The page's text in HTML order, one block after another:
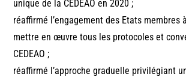
unique de la CEDEAO en 2020 ;
réaffirmé l’engagement des Etats membres
mettre en œuvre tous les protocoles et
CEDEAO ;
réaffirmé l’approche graduelle privilégiant